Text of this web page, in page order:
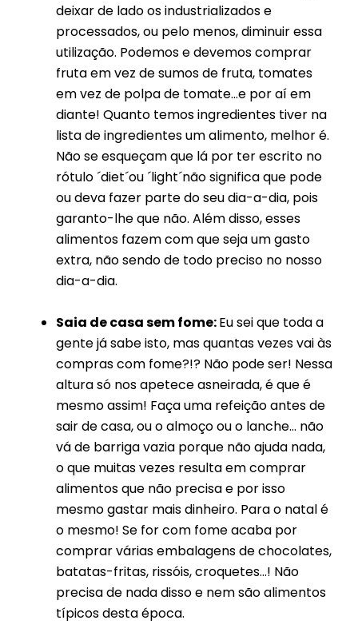
deixar de lado os industrializados e
processados, ou pelo menos, diminuir essa
utilização. Podemos e devemos comprar
fruta em vez de sumos de fruta, tomates
em vez de polpa de tomate…e por aí em
diante! Quanto temos ingredientes tiver na
lista de ingredientes um alimento, melhor é.
Não se esqueçam que lá por ter escrito no
rótulo ´diet´ou ´light´não significa que pode
ou deva fazer parte do seu dia-a-dia, pois
garanto-lhe que não. Além disso, esses
alimentos fazem com que seja um gasto
extra, não sendo de todo preciso no nosso
dia-a-dia.
Saia de casa sem fome:Eu sei que toda a
gente já sabe isto, mas quantas vezes vai às
compras com fome?!? Não pode ser! Nessa
altura só nos apetece asneirada, é que é
mesmo assim! Faça uma refeição antes de
sair de casa, ou o almoço ou o lanche… não
vá de barriga vazia porque não ajuda nada,
o que muitas vezes resulta em comprar
alimentos que não precisa e por isso
mesmo gastar mais dinheiro. Para o natal é
o mesmo! Se for com fome acaba por
comprar várias embalagens de chocolates,
batatas-fritas, rissóis, croquetes…! Não
precisa de nada disso e nem são alimentos
típicos desta época.